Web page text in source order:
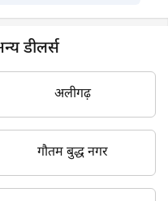
डीलर्स
अलीगढ़
गौतम बुद्ध नगर